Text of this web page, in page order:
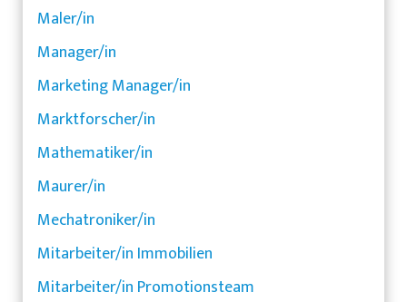
Maler/in
Manager/in
Marketing Manager/in
Marktforscher/in
Mathematiker/in
Maurer/in
Mechatroniker/in
Mitarbeiter/in Immobilien
Mitarbeiter/in Promotionsteam